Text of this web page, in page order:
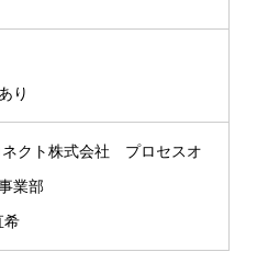
り
ネクト株式会社 プロセスオ
業部
希